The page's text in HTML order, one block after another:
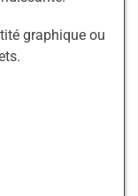
graphique ou